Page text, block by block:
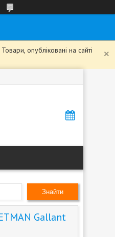
опубліковані на сайті
Знайти
Gallant